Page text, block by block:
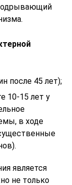
после 45 лет);
10-15 лет у
в ходе
является
не только